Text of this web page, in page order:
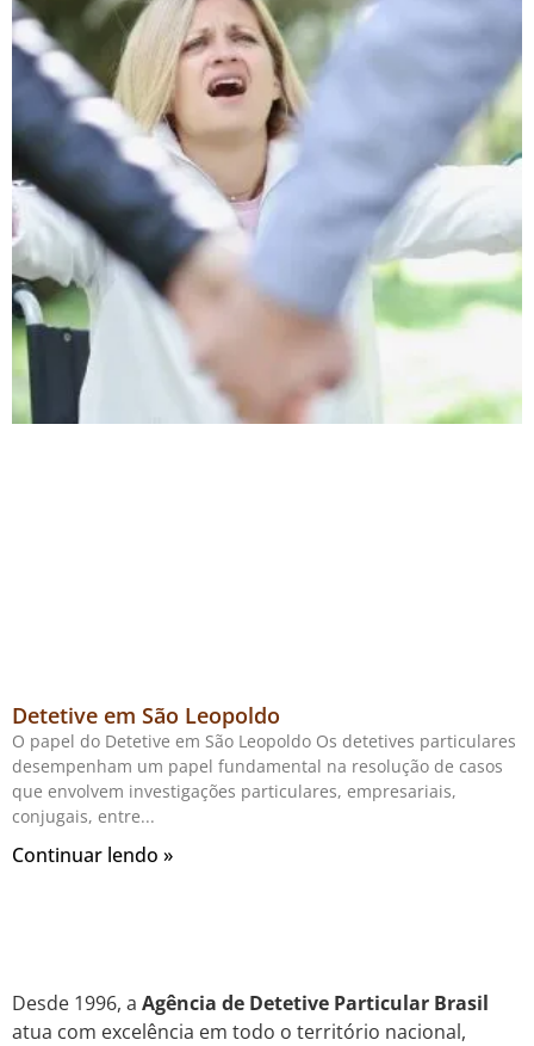
Detetive em São Leopoldo
O papel do Detetive em São Leopoldo Os detetives particulares
desempenham um papel fundamental na resolução de casos
que envolvem investigações particulares, empresariais,
conjugais, entre
Continuar lendo »
Desde 1996, a Agência de Detetive Particular Brasil
atua com excelência em todo o território nacional,